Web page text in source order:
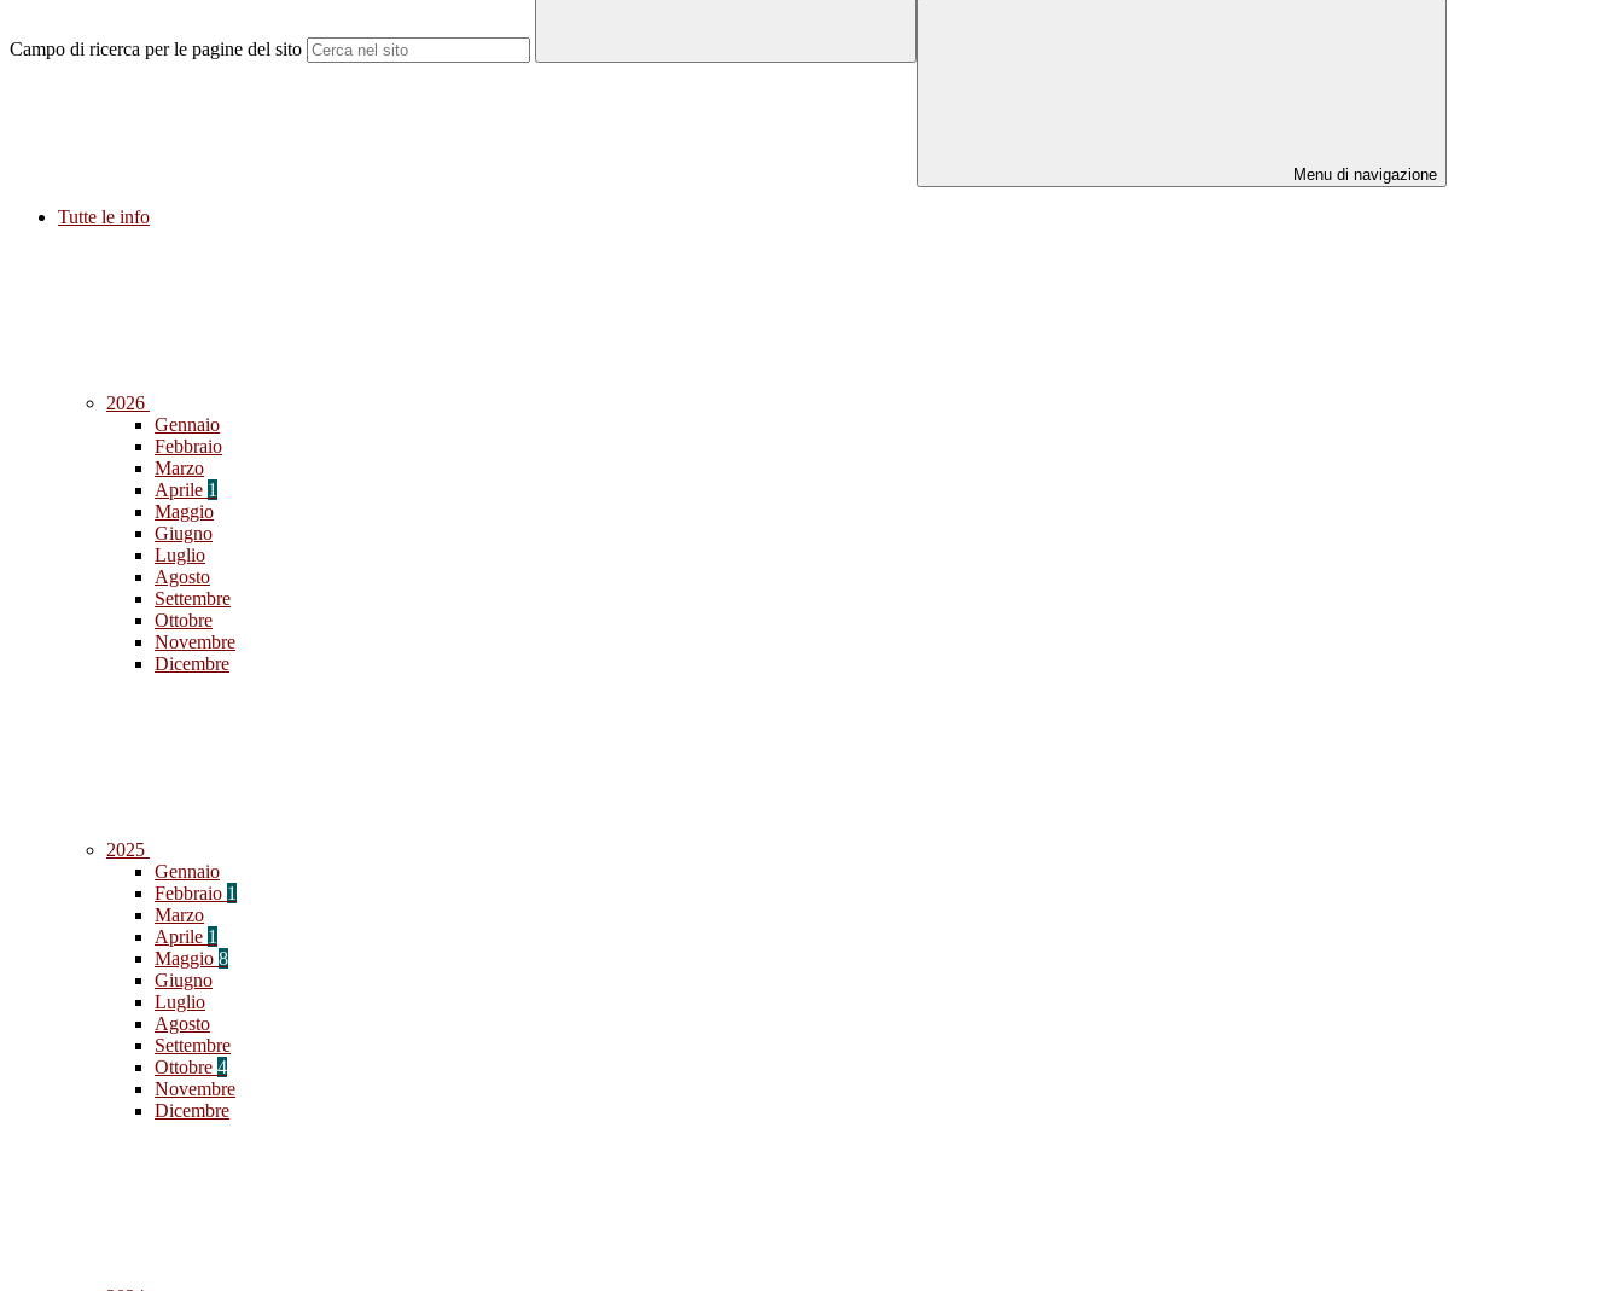
Campo di ricerca per le pagine del sito
Menu di navigazione
Tutte le info
2026
Gennaio
Febbraio
Marzo
Aprile 1
Maggio
Giugno
Luglio
Agosto
Settembre
Ottobre
Novembre
Dicembre
2025
Gennaio
Febbraio 1
Marzo
Aprile 1
Maggio 8
Giugno
Luglio
Agosto
Settembre
Ottobre 4
Novembre
Dicembre